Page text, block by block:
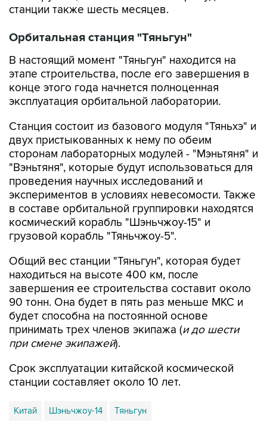
станции также шесть месяцев.
Орбитальная станция "Тяньгун"
В настоящий момент "Тяньгун" находится на
этапе строительства, после его завершения в
конце этого года начнется полноценная
эксплуатация орбитальной лаборатории.
Станция состоит из базового модуля "Тяньхэ" и
двух пристыкованных к нему по обеим
сторонам лабораторных модулей - "Мэньтяня" и
"Вэньтяня", которые будут использоваться для
проведения научных исследований и
экспериментов в условиях невесомости. Также
в составе орбитальной группировки находятся
космический корабль "Шэньчжоу-15" и
грузовой корабль "Тяньчжоу-5".
Общий вес станции "Тяньгун", которая будет
находиться на высоте 400 км, после
завершения ее строительства составит около
90 тонн. Она будет в пять раз меньше МКС и
будет способна на постоянной основе
принимать трех членов экипажа (и до шести
при смене экипажей).
Срок эксплуатации китайской космической
станции составляет около 10 лет.
Китай Шэньчжоу-14 Тяньгун